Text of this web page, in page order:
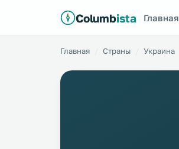
Columbista Главная
Главная Страны Украина